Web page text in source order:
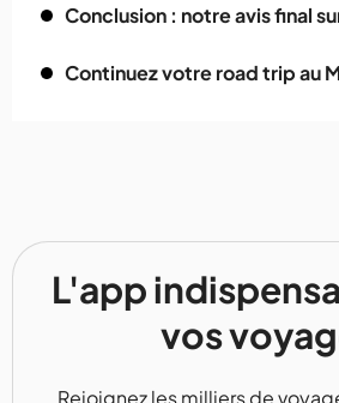
Conclusion : notre avis final
Continuez votre road trip au
L'app
vos